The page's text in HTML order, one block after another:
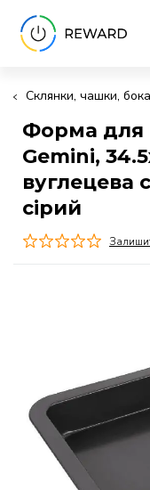
Склянки, чашки,
Форма для
Gemini,
вуглецева
сірий